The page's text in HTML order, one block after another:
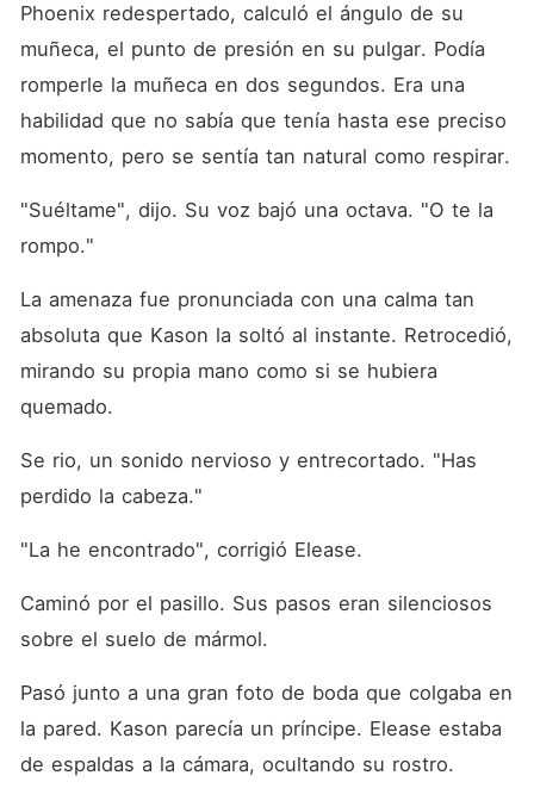
Phoenix redespertado, calculó el ángulo de su
muñeca, el punto de presión en su pulgar. Podía
romperle la muñeca en dos segundos. Era una
habilidad que no sabía que tenía hasta ese preciso
momento, pero se sentía tan natural como respirar.
"Suéltame", dijo. Su voz bajó una octava. "O te la
rompo."
La amenaza fue pronunciada con una calma tan
absoluta que Kason la soltó al instante. Retrocedió,
mirando su propia mano como si se hubiera
quemado.
Se rio, un sonido nervioso y entrecortado. "Has
perdido la cabeza."
"La he encontrado", corrigió Elease.
Caminó por el pasillo. Sus pasos eran silenciosos
sobre el suelo de mármol.
Pasó junto a una gran foto de boda que colgaba en
la pared. Kason parecía un príncipe. Elease estaba
de espaldas a la cámara, ocultando su rostro.